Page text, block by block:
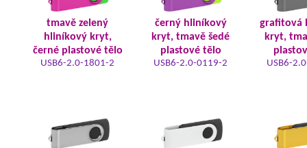
tmavě zelený
hliníkový kryt,
černé plastové tělo
USB6-2.0-1801-2
černý hliníkový
kryt, tmavě šedé
plastové tělo
USB6-2.0-0119-2
grafitová
kryt,
USB6-